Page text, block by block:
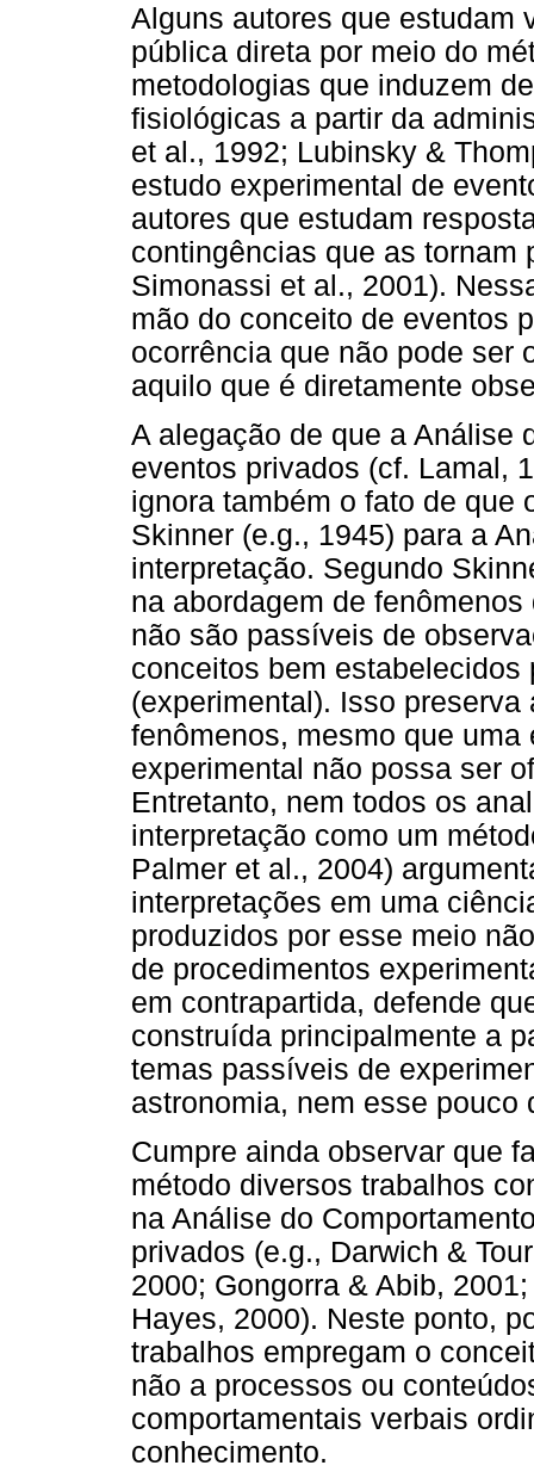
Alguns autores que estudam
pública direta por meio do
metodologias que induzem
fisiológicas a partir da
et al., 1992; Lubinsky &
estudo experimental de
autores que estudam
contingências que as tornam
Simonassi et al., 2001).
mão do conceito de eventos
ocorrência que não pode ser
aquilo que é diretamente
A alegação de que a Análise
eventos privados (cf. Lamal,
ignora também o fato de que
Skinner (e.g., 1945) para a
interpretação. Segundo
na abordagem de
não são passíveis de
conceitos bem
(experimental). Isso
fenômenos, mesmo que
experimental não possa ser
Entretanto, nem todos os
interpretação como um
Palmer et al., 2004)
interpretações em uma
produzidos por esse meio
de procedimentos
em contrapartida, defende
construída principalmente a
temas passíveis de
astronomia, nem esse pouco
Cumpre ainda observar que
método diversos trabalhos
na Análise do
privados (e.g., Darwich &
2000; Gongorra & Abib,
Hayes, 2000). Neste ponto,
trabalhos empregam o
não a processos ou
comportamentais verbais
conhecimento.